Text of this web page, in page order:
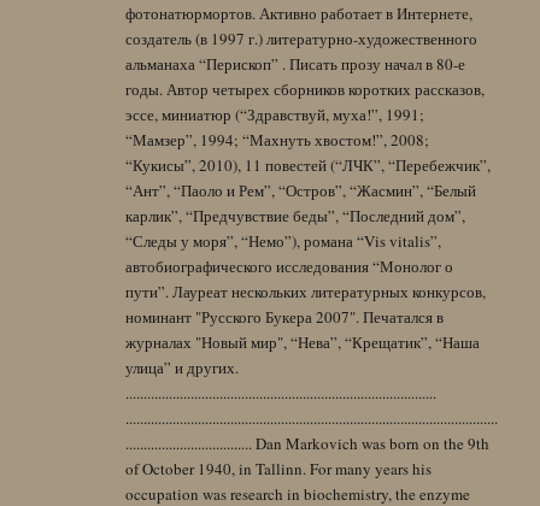
фотонатюрмортов. Активно работает в Интернете,
создатель (в 1997 г.) литературно-художественного
альманаха “Перископ” . Писать прозу начал в 80-е
годы. Автор четырех сборников коротких рассказов,
эссе, миниатюр (“Здравствуй, муха!”, 1991;
“Мамзер”, 1994; “Махнуть хвостом!”, 2008;
“Кукисы”, 2010), 11 повестей (“ЛЧК”, “Перебежчик”,
“Ант”, “Паоло и Рем”, “Остров”, “Жасмин”, “Белый
карлик”, “Предчувствие беды”, “Последний дом”,
“Следы у моря”, “Немо”), романа “Vis vitalis”,
автобиографического исследования “Монолог о
пути”. Лауреат нескольких литературных конкурсов,
номинант "Русского Букера 2007". Печатался в
журналах "Новый мир", “Нева”, “Крещатик”, “Наша
улица” и других.
......................................................................................
.......................................................................................................
................................... Dan Markovich was born on the 9th
of October 1940, in Tallinn. For many years his
occupation was research in biochemistry, the enzyme